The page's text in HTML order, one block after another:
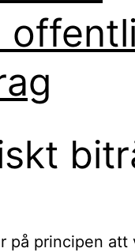
på principen att